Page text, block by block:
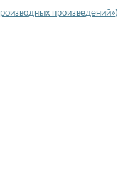
произведений»)